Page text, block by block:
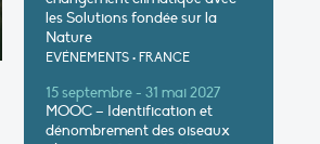
les Solutions fondée sur la
Nature
EVÉNEMENTS • FRANCE
15 septembre - 31 mai 2027
MOOC – Identification et
dénombrement des oiseaux